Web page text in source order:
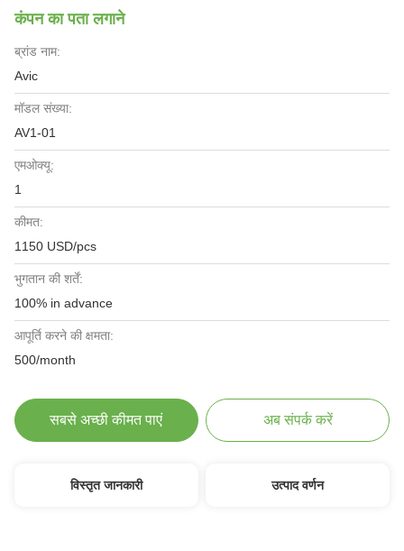
कंपन का पता लगाने
ब्रांड नाम:
Avic
मॉडल संख्या:
AV1-01
एमओक्यू:
1
कीमत:
1150 USD/pcs
भुगतान की शर्तें:
100% in advance
आपूर्ति करने की क्षमता:
500/month
सबसे अच्छी कीमत पाएं अब संपर्क करें
विस्तृत जानकारी उत्पाद वर्णन